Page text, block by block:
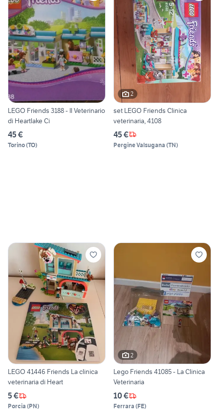
LEGO Friends 3188 - Il Veterinario
di Heartlake Ci
45 €
Torino(TO)
2
set LEGO Friends Clinica
veterinaria, 4108
45 €
Pergine Valsugana (TN)
LEGO 41446 Friends La clinica
veterinaria di Heart
5 €
Porcia (PN)
2
Lego Friends 41085 - La Clinica
Veterinaria
10 €
Ferrara (FE)